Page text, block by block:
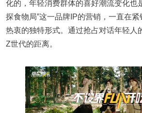
化的，年轻消费群体的喜好潮流变化也
探食物局”这一品牌IP的营销，一直在紧
热衷的独特形式。通过抢占对话年轻人
Z世代的距离。